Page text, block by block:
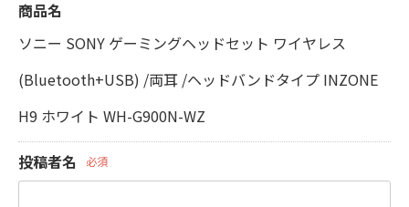
商品名
ソニー SONY ゲーミングヘッドセット ワイヤレス
(Bluetooth+USB) /両耳 /ヘッドバンドタイプ INZONE
H9 ホワイト WH-G900N-WZ
投稿者名 必須